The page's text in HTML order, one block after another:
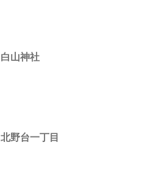
白山神社
北野台一丁目